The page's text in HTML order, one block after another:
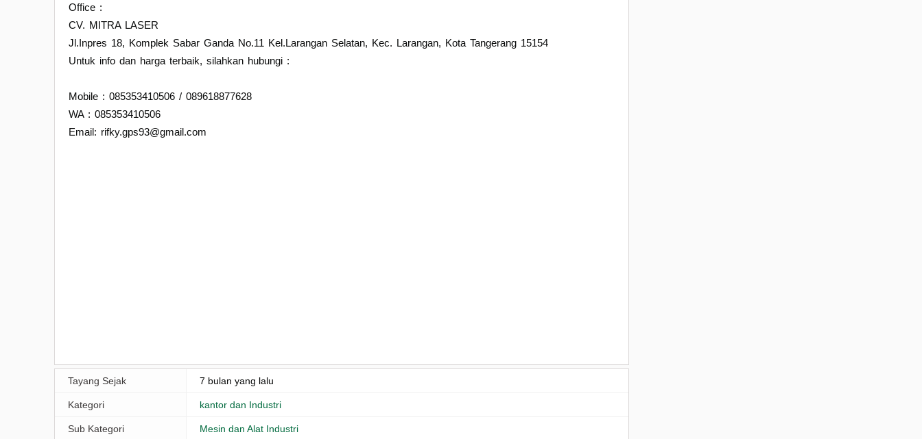
Office :
CV. MITRA LASER
Jl.Inpres 18, Komplek Sabar Ganda No.11 Kel.Larangan Selatan, Kec. Larangan, Kota Tangerang 15154
Untuk info dan harga terbaik, silahkan hubungi :
Mobile : 085353410506 / 089618877628
WA : 085353410506
Email: rifky.gps93@gmail.com
Tayang Sejak 7 bulan yang lalu
Kategori kantor dan Industri
Sub Kategori Mesin dan Alat Industri